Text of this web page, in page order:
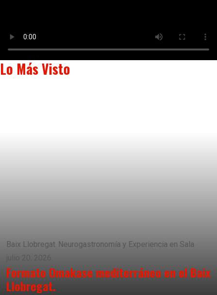
Lo Más Visto
Baix Llobregat Neurogastronomía y Experiencia en Sala
julio 20, 2026
Formato Omakase mediterráneo en el Baix
Llobregat.